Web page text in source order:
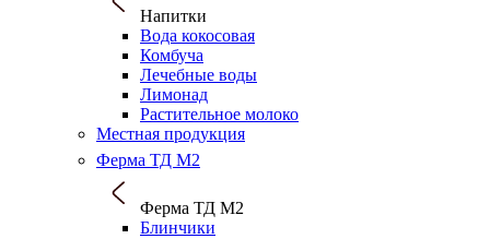
Напитки
Вода кокосовая
Комбуча
Лечебные воды
Лимонад
Растительное молоко
Местная продукция
Ферма ТД М2
Ферма ТД М2
Блинчики